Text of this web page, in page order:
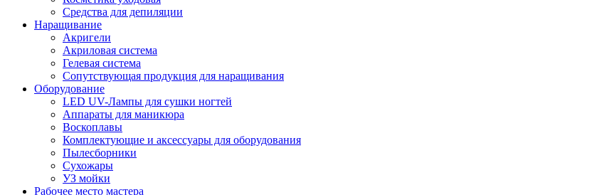
Средства для депиляции
Наращивание
Акригели
Акриловая система
Гелевая система
Сопутствующая продукция для наращивания
Оборудование
LED UV-Лампы для сушки ногтей
Аппараты для маникюра
Воскоплавы
Комплектующие и аксессуары для оборудования
Пылесборники
Сухожары
УЗ мойки
Рабочее место мастера